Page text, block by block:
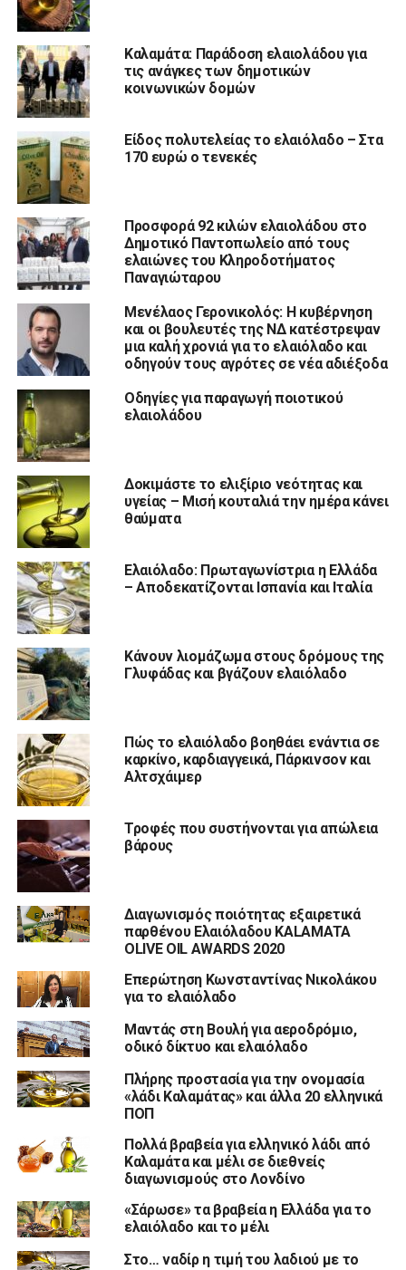
Καλαμάτα: Παράδοση ελαιολάδου για
τις ανάγκες των δημοτικών
κοινωνικών δομών
Είδος πολυτελείας το ελαιόλαδο – Στα
170 ευρώ ο τενεκές
Προσφορά 92 κιλών ελαιολάδου στο
Δημοτικό Παντοπωλείο από τους
ελαιώνες του Κληροδοτήματος
Παναγιώταρου
Μενέλαος Γερονικολός: Η κυβέρνηση
και οι βουλευτές της ΝΔ κατέστρεψαν
μια καλή χρονιά για το ελαιόλαδο και
οδηγούν τους αγρότες σε νέα αδιέξοδα
Οδηγίες για παραγωγή ποιοτικού
ελαιολάδου
Δοκιμάστε το ελιξίριο νεότητας και
υγείας – Μισή κουταλιά την ημέρα κάνει
θαύματα
Ελαιόλαδο: Πρωταγωνίστρια η Ελλάδα
– Αποδεκατίζονται Ισπανία και Ιταλία
Κάνουν λιομάζωμα στους δρόμους της
Γλυφάδας και βγάζουν ελαιόλαδο
Πώς το ελαιόλαδο βοηθάει ενάντια σε
καρκίνο, καρδιαγγεικά, Πάρκινσον και
Αλτσχάιμερ
Τροφές που συστήνονται για απώλεια
βάρους
Διαγωνισμός ποιότητας εξαιρετικά
παρθένου Ελαιόλαδου KALAMATA
OLIVE OIL AWARDS 2020
Επερώτηση Κωνσταντίνας Νικολάκου
για το ελαιόλαδο
Μαντάς στη Βουλή για αεροδρόμιο,
οδικό δίκτυο και ελαιόλαδο
Πλήρης προστασία για την ονομασία
«λάδι Καλαμάτας» και άλλα 20 ελληνικά
ΠΟΠ
Πολλά βραβεία για ελληνικό λάδι από
Καλαμάτα και μέλι σε διεθνείς
διαγωνισμούς στο Λονδίνο
«Σάρωσε» τα βραβεία η Ελλάδα για το
ελαιόλαδο και το μέλι
Στο… ναδίρ η τιμή του λαδιού με το